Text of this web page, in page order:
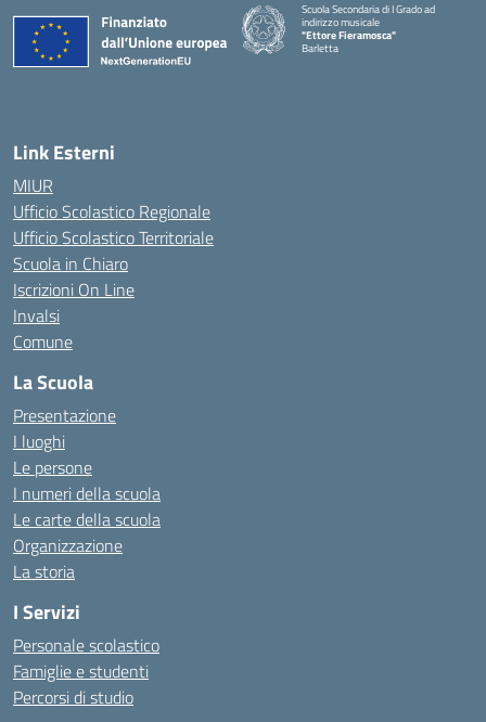
Scuola Secondaria di I Grado ad
indirizzo musicale
"Ettore Fieramosca"
Barletta
Link Esterni
MIUR
Ufficio Scolastico Regionale
Ufficio Scolastico Territoriale
Scuola in Chiaro
Iscrizioni On Line
Invalsi
Comune
La Scuola
Presentazione
I luoghi
Le persone
I numeri della scuola
Le carte della scuola
Organizzazione
La storia
I Servizi
Personale scolastico
Famiglie e studenti
Percorsi di studio